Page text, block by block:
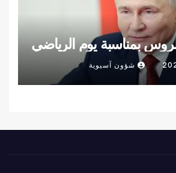
بمناسبة يوم الرياضي
شؤون آسيوية